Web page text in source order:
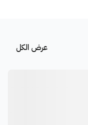
عرض الكل